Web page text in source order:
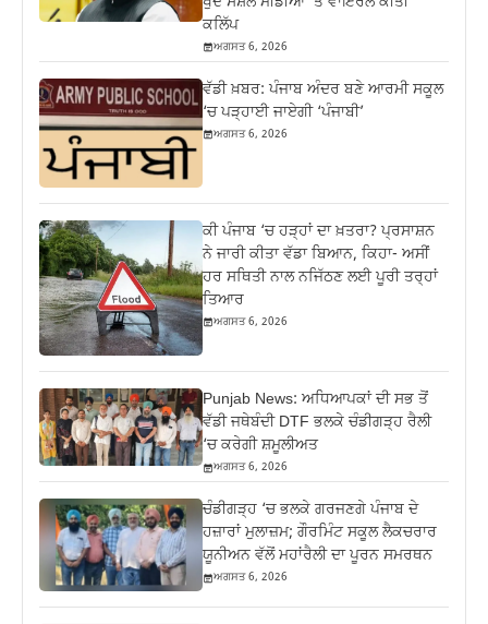
ਕਲਿੱਪ
ਅਗਸਤ 6, 2026
ਵੱਡੀ ਖ਼ਬਰ: ਪੰਜਾਬ ਅੰਦਰ ਬਣੇ ਆਰਮੀ ਸਕੂਲ
‘ਚ ਪੜ੍ਹਾਈ ਜਾਏਗੀ ‘ਪੰਜਾਬੀ’
ਅਗਸਤ 6, 2026
ਕੀ ਪੰਜਾਬ ‘ਚ ਹੜ੍ਹਾਂ ਦਾ ਖ਼ਤਰਾ? ਪ੍ਰਸਾਸ਼ਨ
ਨੇ ਜਾਰੀ ਕੀਤਾ ਵੱਡਾ ਬਿਆਨ, ਕਿਹਾ- ਅਸੀਂ
ਹਰ ਸਥਿਤੀ ਨਾਲ ਨਜਿੱਠਣ ਲਈ ਪੂਰੀ ਤਰ੍ਹਾਂ
ਤਿਆਰ
ਅਗਸਤ 6, 2026
Punjab News: ਅਧਿਆਪਕਾਂ ਦੀ ਸਭ ਤੋਂ
ਵੱਡੀ ਜਥੇਬੰਦੀ DTF ਭਲਕੇ ਚੰਡੀਗੜ੍ਹ ਰੈਲੀ
‘ਚ ਕਰੇਗੀ ਸ਼ਮੂਲੀਅਤ
ਅਗਸਤ 6, 2026
ਚੰਡੀਗੜ੍ਹ ‘ਚ ਭਲਕੇ ਗਰਜਣਗੇ ਪੰਜਾਬ ਦੇ
ਹਜ਼ਾਰਾਂ ਮੁਲਾਜ਼ਮ; ਗੌਰਮਿੰਟ ਸਕੂਲ ਲੈਕਚਰਾਰ
ਯੂਨੀਅਨ ਵੱਲੋਂ ਮਹਾਂਰੈਲੀ ਦਾ ਪੂਰਨ ਸਮਰਥਨ
ਅਗਸਤ 6, 2026